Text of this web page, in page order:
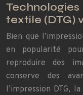
textile (DTG)
Bien que
en popularité
reproduire des
conserve des
l’impression DTG,